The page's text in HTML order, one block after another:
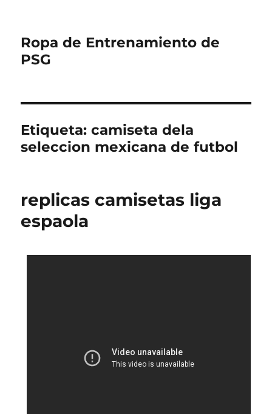
Ropa de Entrenamiento de
PSG
Etiqueta:camiseta dela
seleccion mexicana de futbol
replicas camisetas liga
espaola